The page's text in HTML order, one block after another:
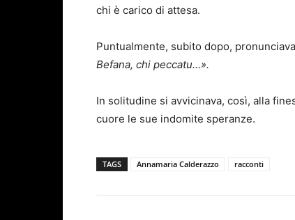
chi è carico di attesa.
Puntualmente, subito dopo,
Befana, chi peccatu…».
In solitudine si avvicinava, così, alla
cuore le sue indomite speranze.
TAGS Annamaria Calderazzo racconti